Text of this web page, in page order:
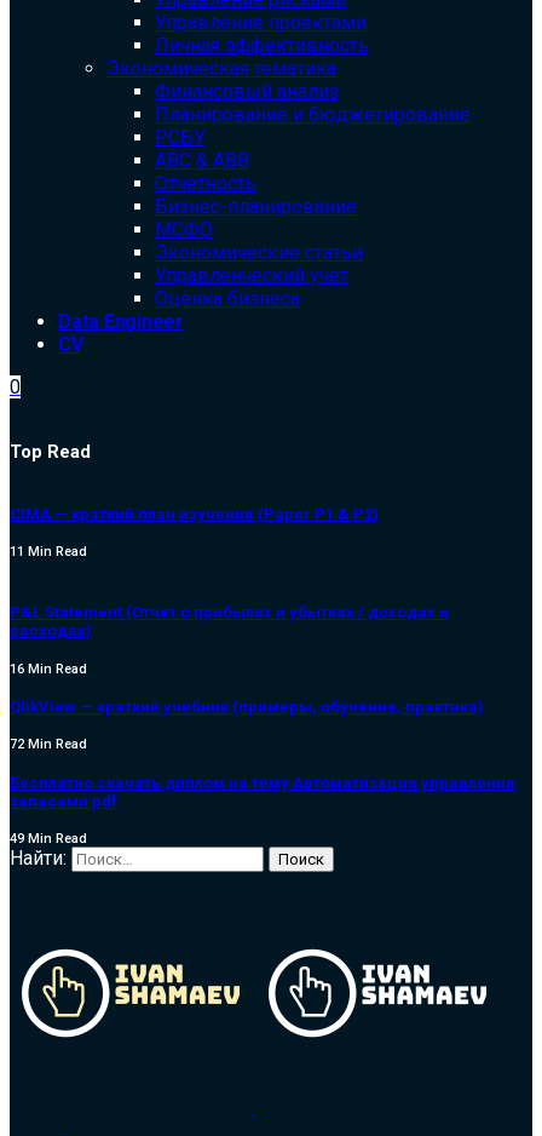
Управление проектами
Личная эффективность
Экономическая тематика
Финансовый анализ
Планирование и бюджетирование
РСБУ
ABC & ABB
Отчетность
Бизнес-планирование
МСФО
Экономические статьи
Управленческий учет
Оценка бизнеса
Data Engineer
CV
0
Top Read
CIMA — краткий план изучения (Paper P1 & P2)
11 Min Read
P&L Statement (Отчет о прибылях и убытках / доходах и
расходах)
16 Min Read
QlikView — краткий учебник (примеры, обучение, практика)
72 Min Read
Бесплатно скачать диплом на тему Автоматизация управления
запасами pdf
49 Min Read
Найти: